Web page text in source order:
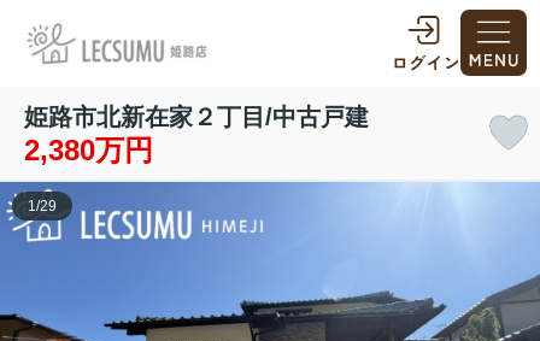
姫路市北新在家２丁目/中古戸建
2,380万円
1/29